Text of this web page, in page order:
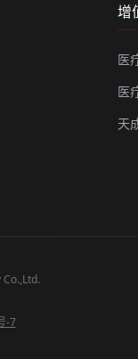
增
医
医
天
-7